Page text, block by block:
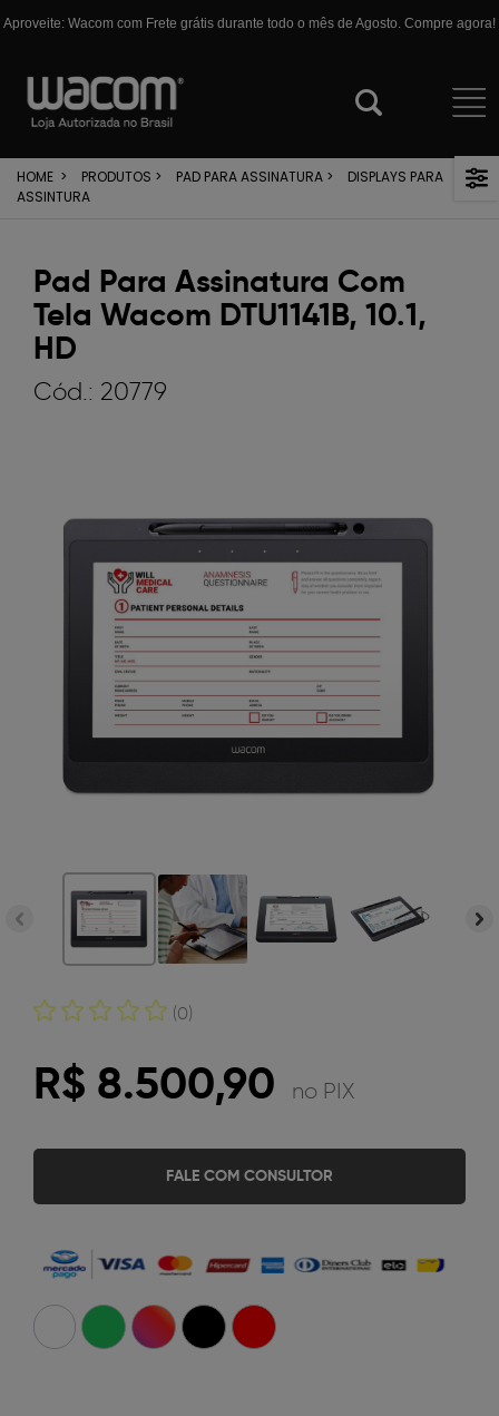
Aproveite: Wacom com Frete grátis durante todo o mês de Agosto. Compre agora!
HOME > PRODUTOS > PAD PARA ASSINATURA >
DISPLAYS PARA
ASSINTURA
Pad Para Assinatura Com
Tela Wacom DTU1141B, 10.1,
HD
Cód.: 20779
(0)
R$ 8.500,90 no PIX
FALE COM CONSULTOR